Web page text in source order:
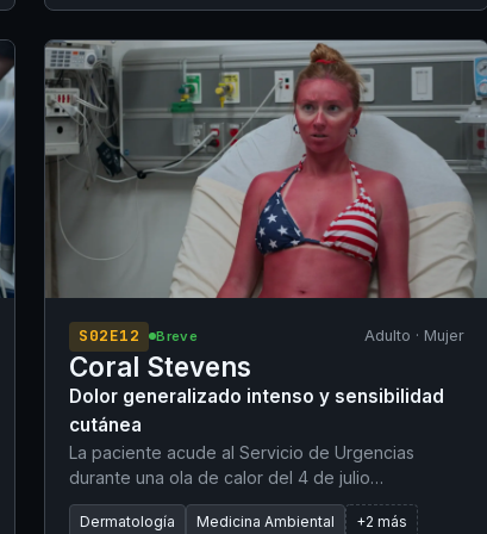
distrés respiratorio severo tras usar su
nebulizador domiciliario cada hora sin obtener
alivio.
S02E12 Breve Adulto · Mujer
Coral Stevens
Dolor generalizado intenso y sensibilidad
cutánea
La paciente acude al Servicio de Urgencias
durante una ola de calor del 4 de julio
presentando una dermatitis solar (quemadura
solar) grave de carácter generalizado. Refiere
Dermatología Medicina Ambiental +2 más